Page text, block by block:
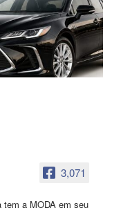
3,071
a MODA em seu